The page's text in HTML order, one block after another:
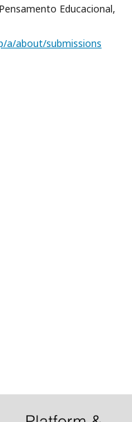
Educacional,
a/about/submissions